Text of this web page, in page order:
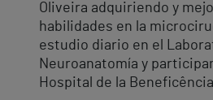
Oliveira adquiriendo y
habilidades en la
estudio diario en el
Neuroanatomía y
Hospital de la